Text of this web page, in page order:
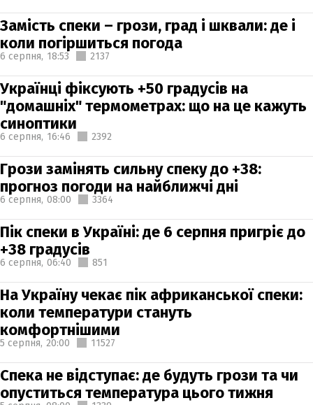
Замість спеки – грози, град і шквали: де і
коли погіршиться погода
6 серпня, 18:53 2137
Українці фіксують +50 градусів на
"домашніх" термометрах: що на це кажуть
синоптики
6 серпня, 16:46 2392
Грози замінять сильну спеку до +38:
прогноз погоди на найближчі дні
6 серпня, 08:00 3364
Пік спеки в Україні: де 6 серпня пригріє до
+38 градусів
6 серпня, 06:40 851
На Україну чекає пік африканської спеки:
коли температури стануть
комфортнішими
5 серпня, 20:00 11527
Спека не відступає: де будуть грози та чи
опуститься температура цього тижня